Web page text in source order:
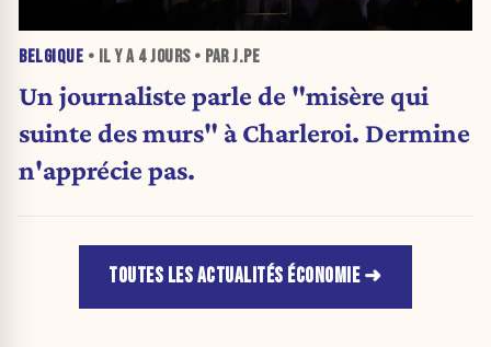
BELGIQUE • IL Y A 4 JOURS• PAR J.PE
Un journaliste parle de "misère qui
suinte des murs" à Charleroi. Dermine
n'apprécie pas.
TOUTES LES ACTUALITÉS ÉCONOMIE